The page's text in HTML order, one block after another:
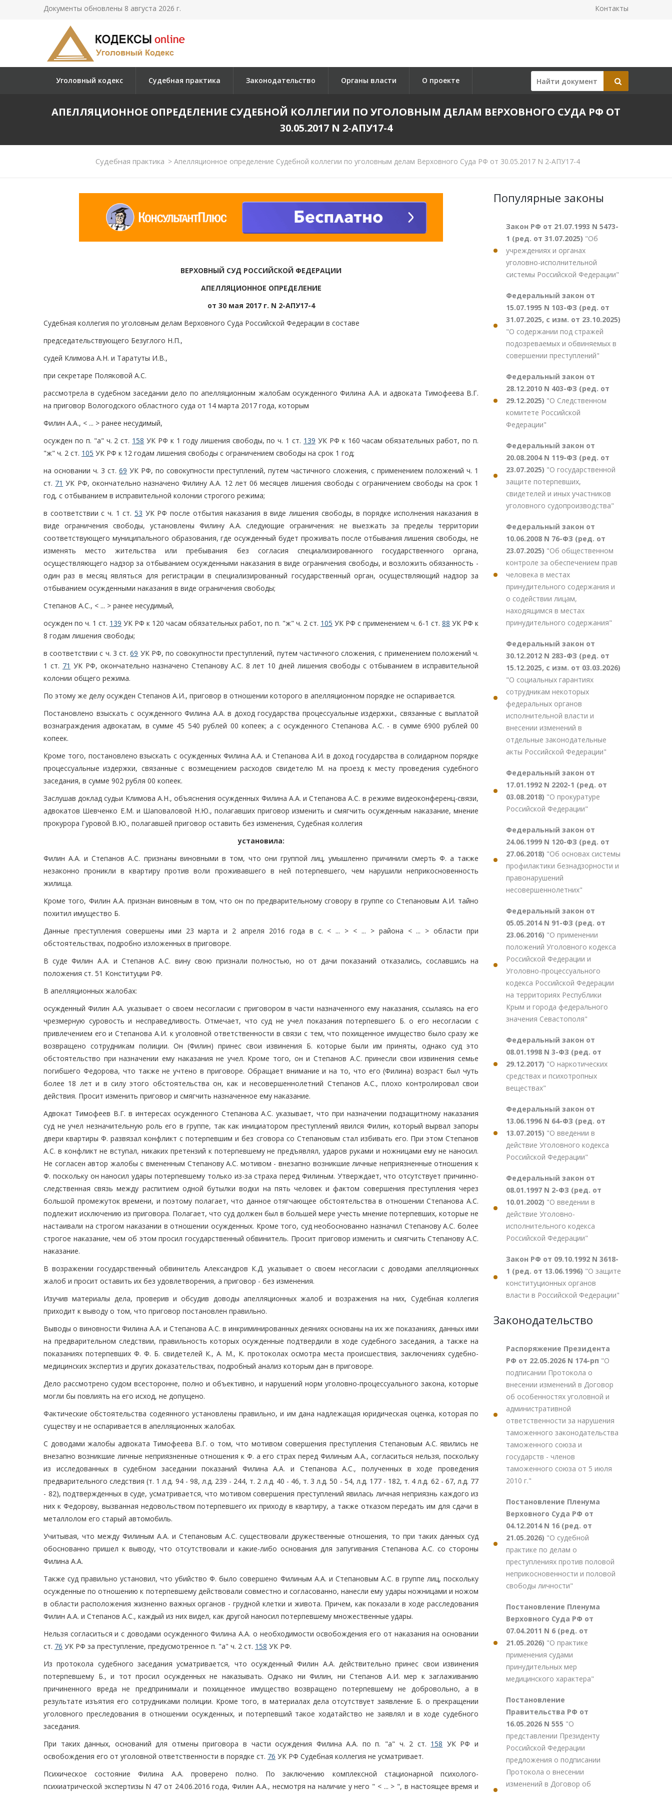
Документы обновлены 8 августа 2026 г. Контакты
Уголовный кодекс Судебная практика Законодательство Органы власти О проекте
АПЕЛЛЯЦИОННОЕ ОПРЕДЕЛЕНИЕ СУДЕБНОЙ КОЛЛЕГИИ ПО УГОЛОВНЫМ ДЕЛАМ ВЕРХОВНОГО СУДА РФ ОТ
30.05.2017 N 2-АПУ17-4
Судебная практика > Апелляционное определение Судебной коллегии по уголовным делам Верховного Суда РФ от 30.05.2017 N 2-АПУ17-4
ВЕРХОВНЫЙ СУД РОССИЙСКОЙ ФЕДЕРАЦИИ
АПЕЛЛЯЦИОННОЕ ОПРЕДЕЛЕНИЕ
от 30 мая 2017 г. N 2-АПУ17-4
Судебная коллегия по уголовным делам Верховного Суда Российской Федерации в составе
председательствующего Безуглого Н.П.,
судей Климова А.Н. и Таратуты И.В.,
при секретаре Поляковой А.С.
рассмотрела в судебном заседании дело по апелляционным жалобам осужденного Филина А.А. и адвоката Тимофеева В.Г.
на приговор Вологодского областного суда от 14 марта 2017 года, которым
Филин А.А., < ... > ранее несудимый,
осужден по п. "а" ч. 2 ст. 158 УК РФ к 1 году лишения свободы, по ч. 1 ст. 139 УК РФ к 160 часам обязательных работ, по п.
"ж" ч. 2 ст. 105 УК РФ к 12 годам лишения свободы с ограничением свободы на срок 1 год;
на основании ч. 3 ст. 69 УК РФ, по совокупности преступлений, путем частичного сложения, с применением положений ч. 1
ст. 71 УК РФ, окончательно назначено Филину А.А. 12 лет 06 месяцев лишения свободы с ограничением свободы на срок 1
год, с отбыванием в исправительной колонии строгого режима;
в соответствии с ч. 1 ст. 53 УК РФ после отбытия наказания в виде лишения свободы, в порядке исполнения наказания в
виде ограничения свободы, установлены Филину А.А. следующие ограничения: не выезжать за пределы территории
соответствующего муниципального образования, где осужденный будет проживать после отбывания лишения свободы, не
изменять место жительства или пребывания без согласия специализированного государственного органа,
осуществляющего надзор за отбыванием осужденными наказания в виде ограничения свободы, и возложить обязанность -
один раз в месяц являться для регистрации в специализированный государственный орган, осуществляющий надзор за
отбыванием осужденными наказания в виде ограничения свободы;
Степанов А.С., < ... > ранее несудимый,
осужден по ч. 1 ст. 139 УК РФ к 120 часам обязательных работ, по п. "ж" ч. 2 ст. 105 УК РФ с применением ч. 6-1 ст. 88 УК РФ к
8 годам лишения свободы;
в соответствии с ч. 3 ст.69 УК РФ, по совокупности преступлений, путем частичного сложения, с применением положений ч.
1 ст. 71 УК РФ, окончательно назначено Степанову А.С. 8 лет 10 дней лишения свободы с отбыванием в исправительной
колонии общего режима.
По этому же делу осужден Степанов А.И., приговор в отношении которого в апелляционном порядке не оспаривается.
Постановлено взыскать с осужденного Филина А.А. в доход государства процессуальные издержки., связанные с выплатой
вознаграждения адвокатам, в сумме 45 540 рублей 00 копеек; а с осужденного Степанова А.С. - в сумме 6900 рублей 00
копеек.
Кроме того, постановлено взыскать с осужденных Филина А.А. и Степанова А.И. в доход государства в солидарном порядке
процессуальные издержки, связанные с возмещением расходов свидетелю М. на проезд к месту проведения судебного
заседания, в сумме 902 рубля 00 копеек.
Заслушав доклад судьи Климова А.Н., объяснения осужденных Филина А.А. и Степанова А.С. в режиме видеоконференц-связи,
адвокатов Шевченко Е.М. и Шаповаловой Н.Ю., полагавших приговор изменить и смягчить осужденным наказание, мнение
прокурора Гуровой В.Ю., полагавшей приговор оставить без изменения, Судебная коллегия
установила:
Филин А.А. и Степанов А.С. признаны виновными в том, что они группой лиц, умышленно причинили смерть Ф. а также
незаконно проникли в квартиру против воли проживавшего в ней потерпевшего, чем нарушили неприкосновенность
жилища.
Кроме того, Филин А.А. признан виновным в том, что он по предварительному сговору в группе со Степановым А.И. тайно
похитил имущество Б.
Данные преступления совершены ими 23 марта и 2 апреля 2016 года в с. < ... > < ... > района < ... > области при
обстоятельствах, подробно изложенных в приговоре.
В суде Филин А.А. и Степанов А.С. вину свою признали полностью, но от дачи показаний отказались, сославшись на
положения ст. 51 Конституции РФ.
В апелляционных жалобах:
осужденный Филин А.А. указывает о своем несогласии с приговором в части назначенного ему наказания, ссылаясь на его
чрезмерную суровость и несправедливость. Отмечает, что суд не учел показания потерпевшего Б. о его несогласии с
привлечением его и Степанова А.И. к уголовной ответственности в связи с тем, что похищенное имущество было сразу же
возвращено сотрудникам полиции. Он (Филин) принес свои извинения Б. которые были им приняты, однако суд это
обстоятельство при назначении ему наказания не учел. Кроме того, он и Степанов А.С. принесли свои извинения семье
погибшего Федорова, что также не учтено в приговоре. Обращает внимание и на то, что его (Филина) возраст был чуть
более 18 лет и в силу этого обстоятельства он, как и несовершеннолетний Степанов А.С., плохо контролировал свои
действия. Просит изменить приговор и смягчить назначенное ему наказание.
Адвокат Тимофеев В.Г. в интересах осужденного Степанова А.С. указывает, что при назначении подзащитному наказания
суд не учел незначительную роль его в группе, так как инициатором преступлений явился Филин, который вырвал запоры
двери квартиры Ф. развязал конфликт с потерпевшим и без сговора со Степановым стал избивать его. При этом Степанов
А.С. в конфликт не вступал, никаких претензий к потерпевшему не предъявлял, ударов руками и ножницами ему не наносил.
Не согласен автор жалобы с вмененным Степанову А.С. мотивом - внезапно возникшие личные неприязненные отношения к
Ф. поскольку он наносил удары потерпевшему только из-за страха перед Филиным. Утверждает, что отсутствует причинно-
следственная связь между распитием одной бутылки водки на пять человек и фактом совершения преступления через
большой промежуток времени, и поэтому полагает, что данное отягчающее обстоятельства в отношении Степанова А.С.
подлежит исключению из приговора. Полагает, что суд должен был в большей мере учесть мнение потерпевших, которые не
настаивали на строгом наказании в отношении осужденных. Кроме того, суд необоснованно назначил Степанову А.С. более
строгое наказание, чем об этом просил государственный обвинитель. Просит приговор изменить и смягчить Степанову А.С.
наказание.
В возражении государственный обвинитель Александров К.Д. указывает о своем несогласии с доводами апелляционных
жалоб и просит оставить их без удовлетворения, а приговор - без изменения.
Изучив материалы дела, проверив и обсудив доводы апелляционных жалоб и возражения на них, Судебная коллегия
приходит к выводу о том, что приговор постановлен правильно.
Выводы о виновности Филина А.А. и Степанова А.С. в инкриминированных деяниях основаны на их же показаниях, данных ими
на предварительном следствии, правильность которых осужденные подтвердили в ходе судебного заседания, а также на
показаниях потерпевших Ф. Ф. Б. свидетелей К., А. М., К. протоколах осмотра места происшествия, заключениях судебно-
медицинских экспертиз и других доказательствах, подробный анализ которым дан в приговоре.
Дело рассмотрено судом всесторонне, полно и объективно, и нарушений норм уголовно-процессуального закона, которые
могли бы повлиять на его исход, не допущено.
Фактические обстоятельства содеянного установлены правильно, и им дана надлежащая юридическая оценка, которая по
существу и не оспаривается в апелляционных жалобах.
С доводами жалобы адвоката Тимофеева В.Г. о том, что мотивом совершения преступления Степановым А.С. явились не
внезапно возникшие личные неприязненные отношения к Ф. а его страх перед Филиным А.А., согласиться нельзя, поскольку
из исследованных в судебном заседании показаний Филина А.А. и Степанова А.С., полученных в ходе проведения
предварительного следствия (т. 1 л.д. 94 - 98, л.д. 239 - 244, т. 2 л.д. 40 - 46, т. 3 л.д. 50 - 54, л.д. 177 - 182, т. 4 л.д. 62 - 67, л.д. 77
- 82), подтвержденных в суде, усматривается, что мотивом совершения преступлений явилась личная неприязнь каждого из
них к Федорову, вызванная недовольством потерпевшего их приходу в квартиру, а также отказом передать им для сдачи в
металлолом его старый автомобиль.
Учитывая, что между Филиным А.А. и Степановым А.С. существовали дружественные отношения, то при таких данных суд
обоснованно пришел к выводу, что отсутствовали и какие-либо основания для запугивания Степанова А.С. со стороны
Филина А.А.
Также суд правильно установил, что убийство Ф. было совершено Филиным А.А. и Степановым А.С. в группе лиц, поскольку
осужденные по отношению к потерпевшему действовали совместно и согласованно, нанесли ему удары ножницами и ножом
в области расположения жизненно важных органов - грудной клетки и живота. Причем, как показали в ходе расследования
Филин А.А. и Степанов А.С., каждый из них видел, как другой наносил потерпевшему множественные удары.
Нельзя согласиться и с доводами осужденного Филина А.А. о необходимости освобождения его от наказания на основании
ст. 76 УК РФ за преступление, предусмотренное п. "а" ч. 2 ст. 158 УК РФ.
Из протокола судебного заседания усматривается, что осужденный Филин А.А. действительно принес свои извинения
потерпевшему Б., и тот просил осужденных не наказывать. Однако ни Филин, ни Степанов А.И. мер к заглаживанию
причиненного вреда не предпринимали и похищенное имущество возвращено потерпевшему не добровольно, а в
результате изъятия его сотрудниками полиции. Кроме того, в материалах дела отсутствует заявление Б. о прекращении
уголовного преследования в отношении осужденных, и потерпевший такое ходатайство не заявлял и в ходе судебного
заседания.
При таких данных, оснований для отмены приговора в части осуждения Филина А.А. по п. "а" ч. 2 ст. 158 УК РФ и
освобождения его от уголовной ответственности в порядке ст. 76 УК РФ Судебная коллегия не усматривает.
Психическое состояние Филина А.А. проверено полно. По заключению комплексной стационарной психолого-
психиатрической экспертизы N 47 от 24.06.2016 года, Филин А.А., несмотря на наличие у него " < ... > ", в настоящее время и
Популярные законы
Закон РФ от 21.07.1993 N 5473-
1 (ред. от 31.07.2025) "Об
учреждениях и органах
уголовно-исполнительной
системы Российской Федерации"
Федеральный закон от
15.07.1995 N 103-ФЗ (ред. от
31.07.2025, с изм. от 23.10.2025)
"О содержании под стражей
подозреваемых и обвиняемых в
совершении преступлений"
Федеральный закон от
28.12.2010 N 403-ФЗ (ред. от
29.12.2025) "О Следственном
комитете Российской
Федерации"
Федеральный закон от
20.08.2004 N 119-ФЗ (ред. от
23.07.2025) "О государственной
защите потерпевших,
свидетелей и иных участников
уголовного судопроизводства"
Федеральный закон от
10.06.2008 N 76-ФЗ (ред. от
23.07.2025) "Об общественном
контроле за обеспечением прав
человека в местах
принудительного содержания и
о содействии лицам,
находящимся в местах
принудительного содержания"
Федеральный закон от
30.12.2012 N 283-ФЗ (ред. от
15.12.2025, с изм. от 03.03.2026)
"О социальных гарантиях
сотрудникам некоторых
федеральных органов
исполнительной власти и
внесении изменений в
отдельные законодательные
акты Российской Федерации"
Федеральный закон от
17.01.1992 N 2202-1 (ред. от
03.08.2018) "О прокуратуре
Российской Федерации"
Федеральный закон от
24.06.1999 N 120-ФЗ (ред. от
27.06.2018) "Об основах системы
профилактики безнадзорности и
правонарушений
несовершеннолетних"
Федеральный закон от
05.05.2014 N 91-ФЗ (ред. от
23.06.2016) "О применении
положений Уголовного кодекса
Российской Федерации и
Уголовно-процессуального
кодекса Российской Федерации
на территориях Республики
Крым и города федерального
значения Севастополя"
Федеральный закон от
08.01.1998 N 3-ФЗ (ред. от
29.12.2017) "О наркотических
средствах и психотропных
веществах"
Федеральный закон от
13.06.1996 N 64-ФЗ (ред. от
13.07.2015) "О введении в
действие Уголовного кодекса
Российской Федерации"
Федеральный закон от
08.01.1997 N 2-ФЗ (ред. от
10.01.2002) "О введении в
действие Уголовно-
исполнительного кодекса
Российской Федерации"
Закон РФ от 09.10.1992 N 3618-
1 (ред. от 13.06.1996) "О защите
конституционных органов
власти в Российской Федерации"
Законодательство
Распоряжение Президента
РФ от 22.05.2026 N 174-рп "О
подписании Протокола о
внесении изменений в Договор
об особенностях уголовной и
административной
ответственности за нарушения
таможенного законодательства
таможенного союза и
государств - членов
таможенного союза от 5 июля
2010 г."
Постановление Пленума
Верховного Суда РФ от
04.12.2014 N 16 (ред. от
21.05.2026) "О судебной
практике по делам о
преступлениях против половой
неприкосновенности и половой
свободы личности"
Постановление Пленума
Верховного Суда РФ от
07.04.2011 N 6 (ред. от
21.05.2026) "О практике
применения судами
принудительных мер
медицинского характера"
Постановление
Правительства РФ от
16.05.2026 N 555 "О
представлении Президенту
Российской Федерации
предложения о подписании
Протокола о внесении
изменений в Договор об